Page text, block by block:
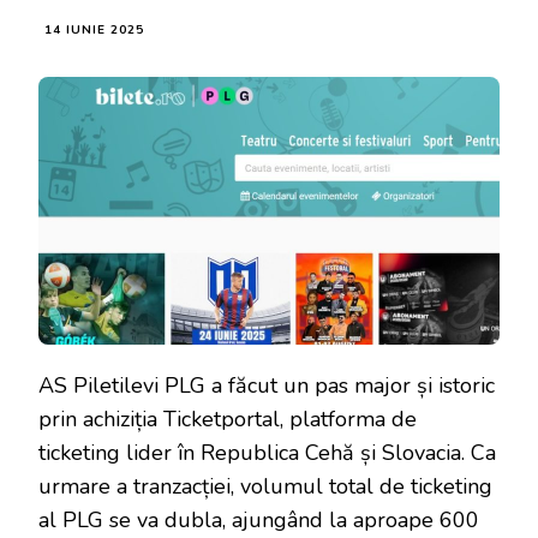
14 IUNIE 2025
AS Piletilevi PLG a făcut un pas major și istoric
prin achiziția Ticketportal, platforma de
ticketing lider în Republica Cehă și Slovacia. Ca
urmare a tranzacției, volumul total de ticketing
al PLG se va dubla, ajungând la aproape 600